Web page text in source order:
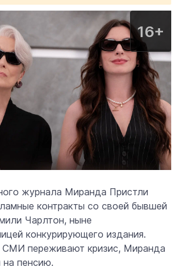
16+
журнала Миранда Пристли
контракты со своей бывшей
Чарлтон, ныне
конкурирующего издания.
СМИ переживают кризис, Миранда
на пенсию.